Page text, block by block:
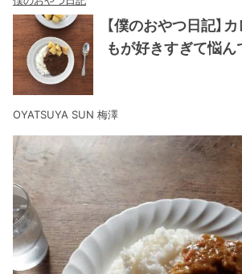
【僕のおやつ日記】
もが好きすぎて悩ん
OYATSUYA SUN 梅澤